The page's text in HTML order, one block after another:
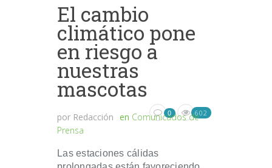
El cambio
climático pone
en riesgo a
nuestras
mascotas
por Redacción en Comunicados de
Prensa
0 602
Las estaciones cálidas